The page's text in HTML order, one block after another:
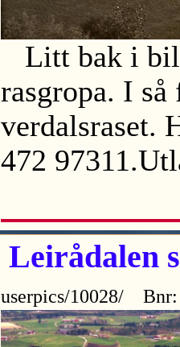
Litt bak i
rasgropa. I
verdalsraset.
472
Leirådalen
userpics/10028/ Bnr: